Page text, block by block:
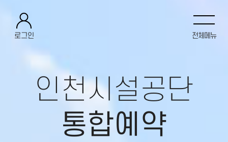
인천시설공단
통합예약
전체메뉴
로그인